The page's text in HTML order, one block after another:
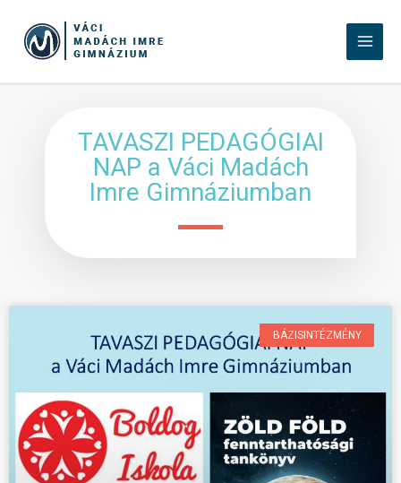
TAVASZI PEDAGÓGIAI
NAP a Váci Madách
Imre Gimnáziumban
BÁZISINTÉZMÉNY